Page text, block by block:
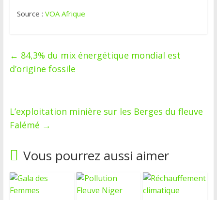
Source : VOA Afrique
← 84,3% du mix énergétique mondial est
d’origine fossile
L’exploitation minière sur les Berges du fleuve
Falémé →
Vous pourrez aussi aimer